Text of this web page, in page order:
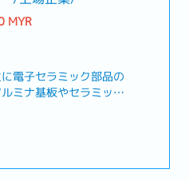
案力とマネジメント力
営業チームをけん引
長を支えるキーパーソ
！
ーダーシップを発揮し
、品質の維持・向上に
携し、グループ全体で
目指していただく、や
！【業務内容】・顧客
ールや手順を策定・品
傾向を把握し、改善点
導・育成・他部門と連
応じる
、費用は会社負担
、費用は自己負担
担
MYR
電子セラミック部品の
ミナ基板やセラミック
、クォーツガラスなど
といった先端分野に供
の配慮にも注力してお
会への貢献も積極的に
この度、製造業でのマ